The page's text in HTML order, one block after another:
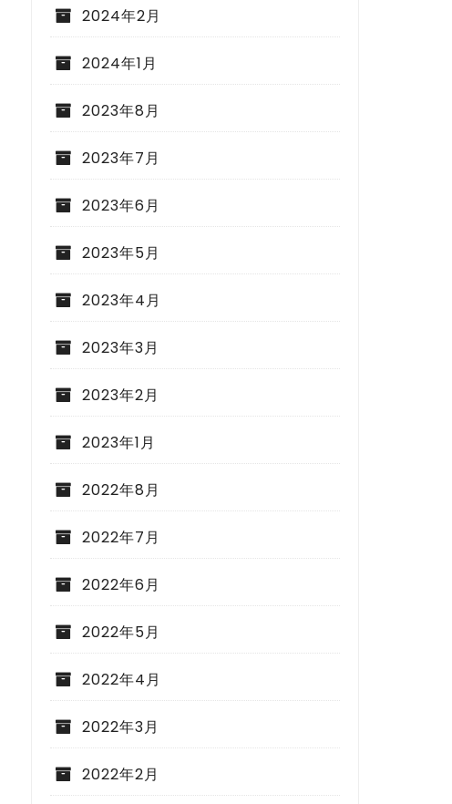
2024年2月
2024年1月
2023年8月
2023年7月
2023年6月
2023年5月
2023年4月
2023年3月
2023年2月
2023年1月
2022年8月
2022年7月
2022年6月
2022年5月
2022年4月
2022年3月
2022年2月